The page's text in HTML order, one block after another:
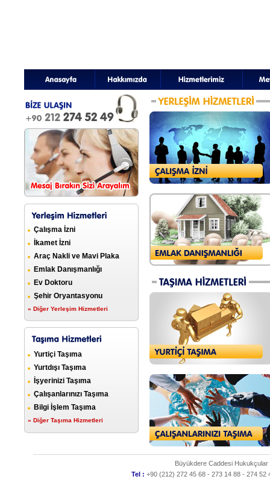
Çalışma İzni
İkamet İzni
Araç Nakli ve Mavi Plaka
Emlak Danışmanlığı
Ev Doktoru
Şehir Oryantasyonu
» Diğer Yerleşim Hizmetleri
Yurtiçi Taşıma
Yurtdışı Taşıma
İşyerinizi Taşıma
Çalışanlarınızı Taşıma
Bilgi İşlem Taşıma
» Diğer Taşıma Hizmetleri
Büyükdere Caddesi
Tel : +90 (212) 272 45 68 - 273 14 88 - 274 52